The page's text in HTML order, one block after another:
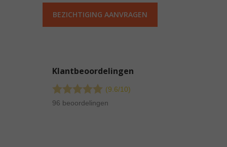
BEZICHTIGING AANVRAGEN
Klantbeoordelingen
(9.6/10)
96 beoordelingen